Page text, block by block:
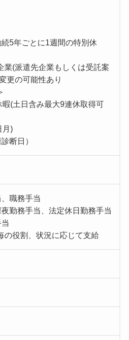
5年ごとに1週間の特別休
(派遣先企業もしくは受託案
更の可能性あり
(土日含み最大9連休取得可
月)
断日）
職務手当
勤務手当、法定休日勤務手当
役割、状況に応じて支給